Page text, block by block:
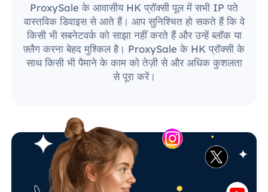
ProxySale के आवासीय HK प्रॉक्सी पूल में सभी IP पते
वास्तविक डिवाइस से आते हैं। आप सुनिश्चित हो सकते हैं कि वे
किसी भी सबनेटवर्क को साझा नहीं करते हैं और उन्हें ब्लॉक या
फ़्लैग करना बेहद मुश्किल है। ProxySale के HK प्रॉक्सी के
साथ किसी भी पैमाने के काम को तेज़ी से और अधिक कुशलता
से पूरा करें।